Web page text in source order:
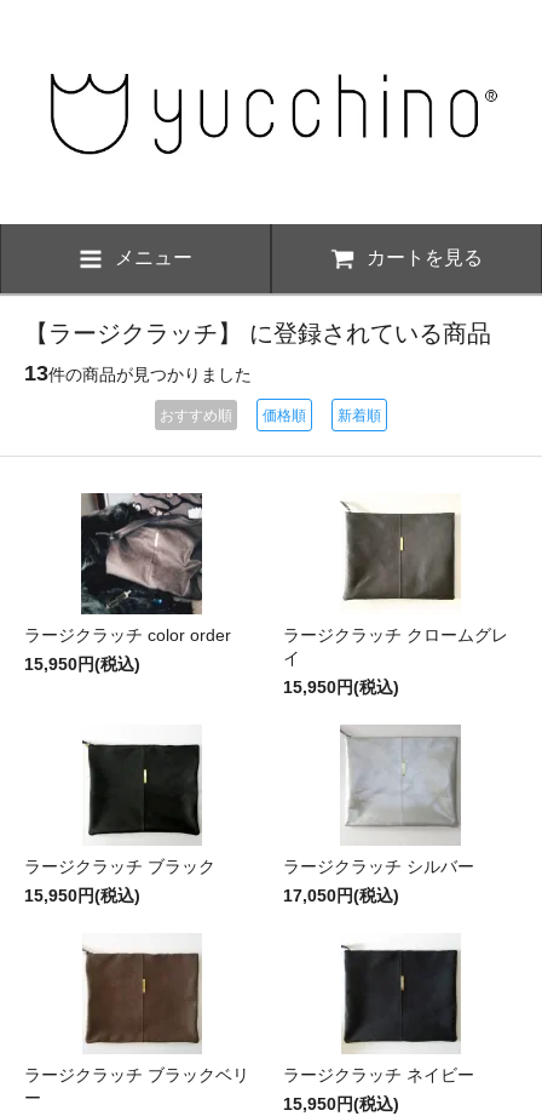
メニュー カートを見る
【ラージクラッチ】 に登録されている商品
13件の商品が見つかりました
おすすめ順 価格順 新着順
ラージクラッチ color order
15,950円(税込)
ラージクラッチ クロームグレ
イ
15,950円(税込)
ラージクラッチ ブラック
15,950円(税込)
ラージクラッチ シルバー
17,050円(税込)
ラージクラッチ ブラックベリ
ー
ラージクラッチ ネイビー
15,950円(税込)